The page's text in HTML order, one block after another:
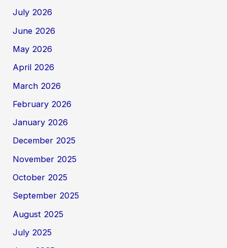
July 2026
June 2026
May 2026
April 2026
March 2026
February 2026
January 2026
December 2025
November 2025
October 2025
September 2025
August 2025
July 2025